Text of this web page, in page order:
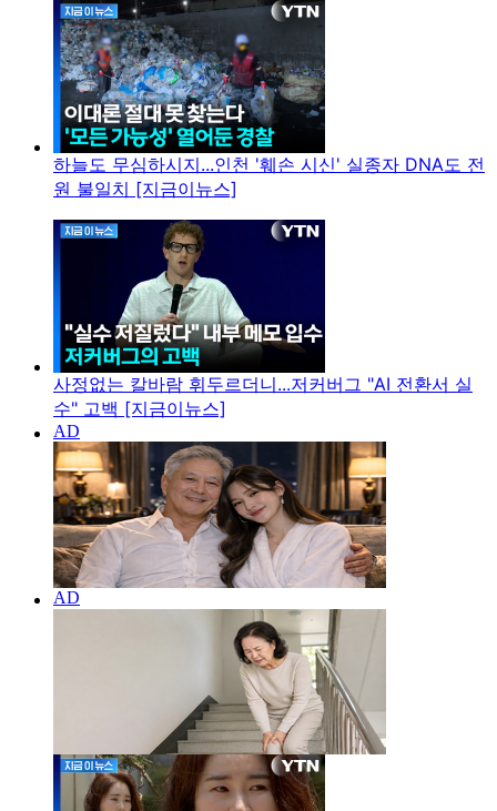
하늘도 무심하시지...인천 '훼손 시신' 실종자 DNA도 전
원 불일치 [지금이뉴스]
사정없는 칼바람 휘두르더니...저커버그 "AI 전환서 실
수" 고백 [지금이뉴스]